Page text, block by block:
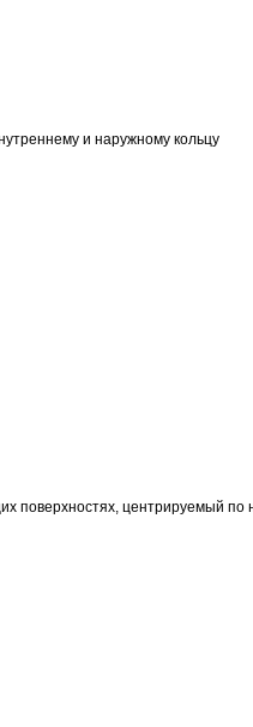
и наружному кольцу
поверхностях, центрируемый по